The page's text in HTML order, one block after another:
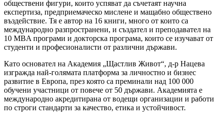
обществени фигури, които успяват да съчетаят научна
експертиза, предприемаческо мислене и мащабно обществено
въздействие. Тя е автор на 16 книги, много от които са
международно разпространени, и създател и преподавател на
10 MBA програми и докторска програма, които се изучават от
студенти и професионалисти от различни държави.
Като основател на Академия „Щастлив Живот“, д-р Нацева
изгражда най-голямата платформа за личностно и бизнес
развитие в Европа, през която са преминали над 100 000
обучени участници от повече от 50 държави. Академията е
международно акредитирана от водещи организации и работи
по строги стандарти за качество, етика и устойчивост.